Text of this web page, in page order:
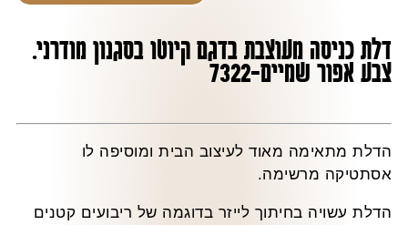
דלת כניסה מעוצבת בדגם קיוטו בסגנון מודרני.
צבע אפור שמיים-7322
הדלת מתאימה מאוד לעיצוב הבית ומוסיפה לו
אסתטיקה מרשימה.
הדלת עשויה בחיתוך לייזר בדוגמה של ריבועים קטנים